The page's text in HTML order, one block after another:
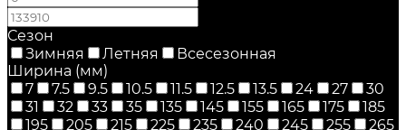
Сезон
Зимняя
Летняя
Всесезонная
Ширина (мм)
7
7.5 9.5 10.5 11.5 12.5 13.5 24 27
30
31
32 33 35 135 145 155 165 175
185
195
205 215 225 235 240 245 255
265